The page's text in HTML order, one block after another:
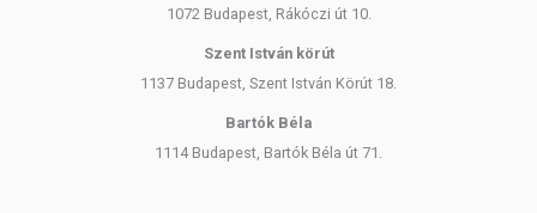
1072 Budapest, Rákóczi út 10.
Szent István körút
1137 Budapest, Szent István Körút 18.
Bartók Béla
1114 Budapest, Bartók Béla út 71.